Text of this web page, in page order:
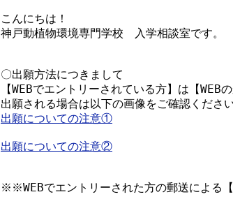
こんにちは！
神戸動植物環境専門学校　入学相談室です。
〇出願方法につきまして
【WEBでエントリーされている方】は【WEB
出願についての注意①
出願についての注意②
※※WEBでエントリーされた方の郵送による【